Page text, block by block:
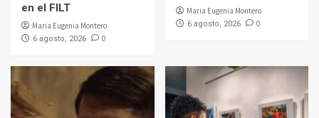
en el FILT
Maria Eugenia Montero
6 agosto, 2026 0
Maria Eugenia Montero
6 agosto, 2026 0